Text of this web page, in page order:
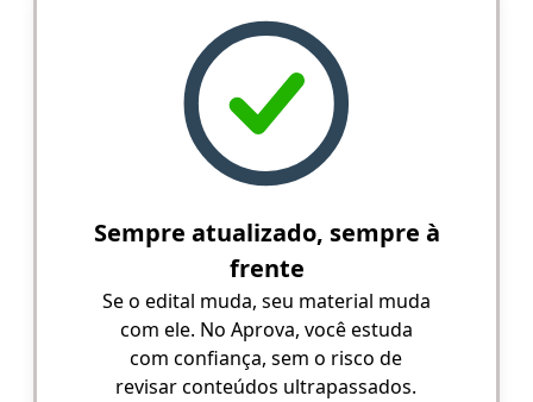
Sempre atualizado, sempre à
frente
Se o edital muda, seu material muda
com ele. No Aprova, você estuda
com confiança, sem o risco de
revisar conteúdos ultrapassados.